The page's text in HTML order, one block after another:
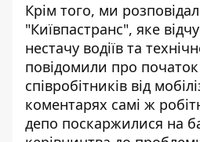
Крім того, ми
"Київпастранс", яке
нестачу водіїв та
повідомили про
співробітників від
коментарях самі ж
депо поскаржилися на